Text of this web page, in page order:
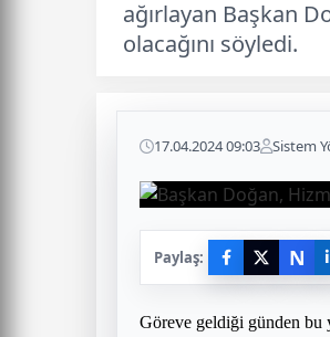
ağırlayan Başkan
olacağını söyledi.
17.04.2024 09:03 Sistem
Paylaş: N
Göreve geldiği günden bu